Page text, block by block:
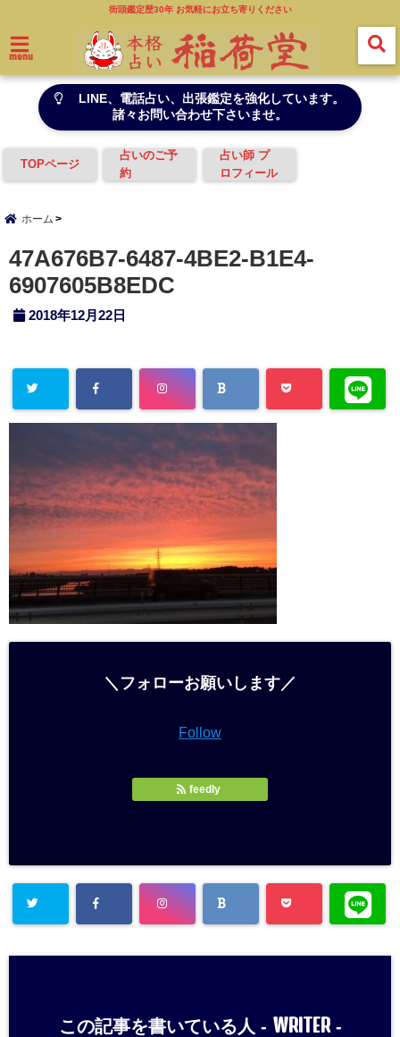
街頭鑑定歴30年 お気軽にお立ち寄りください
menu
LINE、電話占い、出張鑑定を強化しています。
諸々お問い合わせ下さいませ。
TOPページ
占いのご予
約
占い師 プ
ロフィール
ホーム
47A676B7-6487-4BE2-B1E4-
6907605B8EDC
2018年12月22日
＼フォローお願いします／
Follow
feedly
この記事を書いている人 - WRITER-